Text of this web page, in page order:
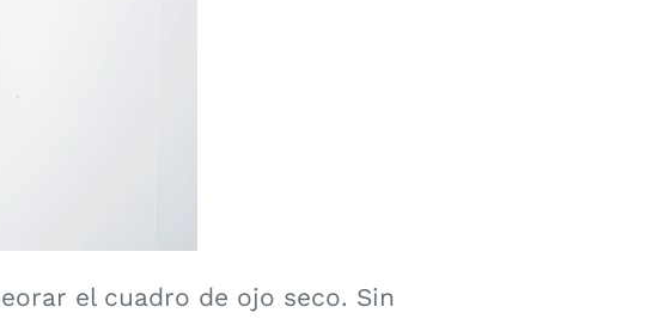
el cuadro de ojo seco. Sin